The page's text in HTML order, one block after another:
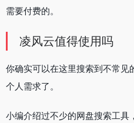
需要付费的。
凌风云值得使用吗
你确实可以在这里搜索到不常见
个人需求了。
小编介绍过不少的网盘搜索工具